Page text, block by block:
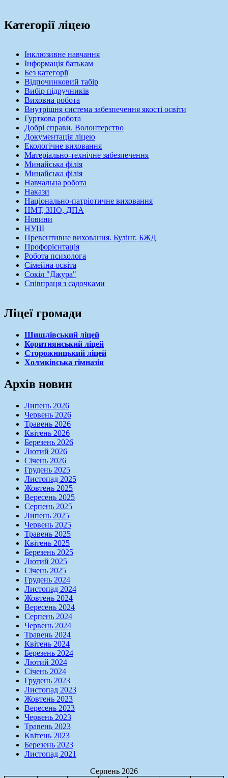
Категорії ліцею
Інклюзивне навчання
Інформація батькам
Без категорії
Відпочинковий табір
Вибір підручників
Виховна робота
Внутрішня система забезпечення якості освіти
Гурткова робота
Добрі справи. Волонтерство
Документація ліцею
Екологічне виховання
Матеріально-технічне забезпечення
Минайська філія
Минайська філія
Навчальна робота
Накази
Національно-патріотичне виховання
НМТ, ЗНО, ДПА
Новини
НУШ
Превентивне виховання. Булінг. БЖД
Профорієнтація
Робота психолога
Сімейна освіта
Сокіл "Джура"
Співпраця з садочками
Ліцеї громади
Шишлівський ліцей
Коритнянський ліцей
Сторожницький ліцей
Холмківська гімназія
Архів новин
Липень 2026
Червень 2026
Травень 2026
Квітень 2026
Березень 2026
Лютий 2026
Січень 2026
Грудень 2025
Листопад 2025
Жовтень 2025
Вересень 2025
Серпень 2025
Липень 2025
Червень 2025
Травень 2025
Квітень 2025
Березень 2025
Лютий 2025
Січень 2025
Грудень 2024
Листопад 2024
Жовтень 2024
Вересень 2024
Серпень 2024
Червень 2024
Травень 2024
Квітень 2024
Березень 2024
Лютий 2024
Січень 2024
Грудень 2023
Листопад 2023
Жовтень 2023
Вересень 2023
Червень 2023
Травень 2023
Квітень 2023
Березень 2023
Листопад 2021
Серпень 2026